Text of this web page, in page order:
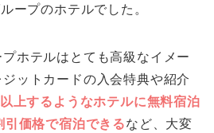
ープのホテルでした。
ホテルはとても高級なイメー
ットカードの入会特典や紹介
上するようなホテルに無料宿泊
引価格で宿泊できるなど、大変